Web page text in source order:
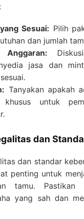
Sesuai: Pilih
dan jumlah
Anggaran:
jasa dan
Tanyakan apakah
khusus untuk
dan
dan standar
penting untuk
tamu. Pastikan
yang sah dan